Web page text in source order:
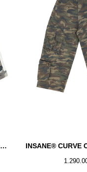
INSANE® HORSESHOE JACKET - WINTER CAMO INSANE® CURVE